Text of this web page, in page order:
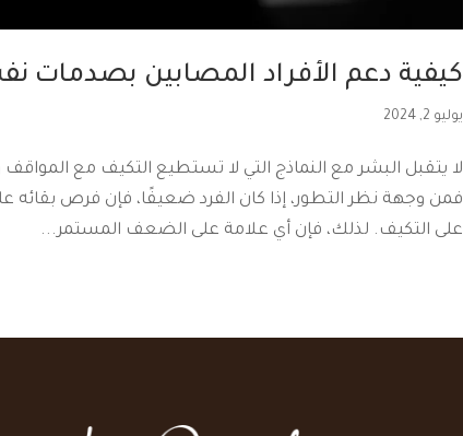
كيفية دعم الأفراد المصابين
يوليو 2, 2024
لا يتقبل البشر مع النماذج التي لا تستطيع التكيف مع
فمن وجهة نظر التطور، إذا كان الفرد ضعيفًا، فإن فرص بقائه
على التكيف. لذلك، فإن أي علامة على الضعف المستمر...